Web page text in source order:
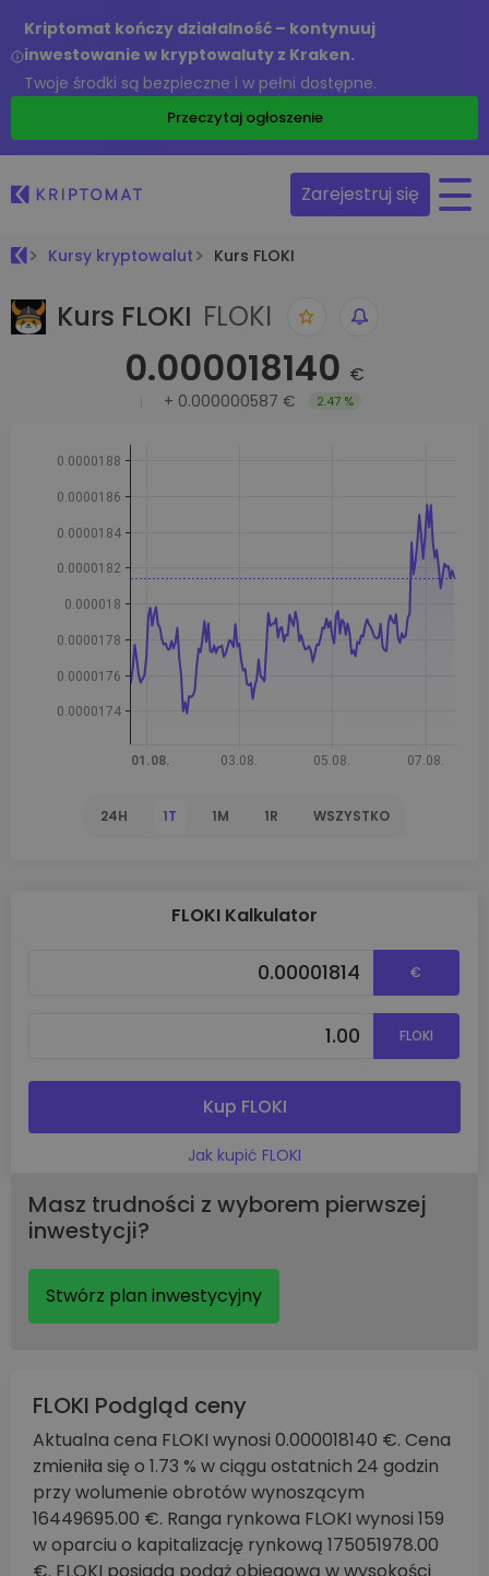
Kriptomat kończy działalność – kontynuuj
inwestowanie w kryptowaluty z Kraken.
Twoje środki są bezpieczne i w pełni dostępne.
Przeczytaj ogłoszenie
Zarejestruj się
Kursy kryptowalut Kurs FLOKI
Kurs FLOKI FLOKI
0.000018140 €
+ 0.000000587 € 2.47 %
24H 1T 1M 1R WSZYSTKO
FLOKI Kalkulator
€
FLOKI
Kup FLOKI
Jak kupić FLOKI
Masz trudności z wyborem pierwszej
inwestycji?
Stwórz plan inwestycyjny
FLOKI Podgląd ceny
Aktualna cena FLOKI wynosi 0.000018140 €. Cena
zmieniła się o 1.73 % w ciągu ostatnich 24 godzin
przy wolumenie obrotów wynoszącym
16449695.00 €. Ranga rynkowa FLOKI wynosi 159
w oparciu o kapitalizację rynkową 175051978.00